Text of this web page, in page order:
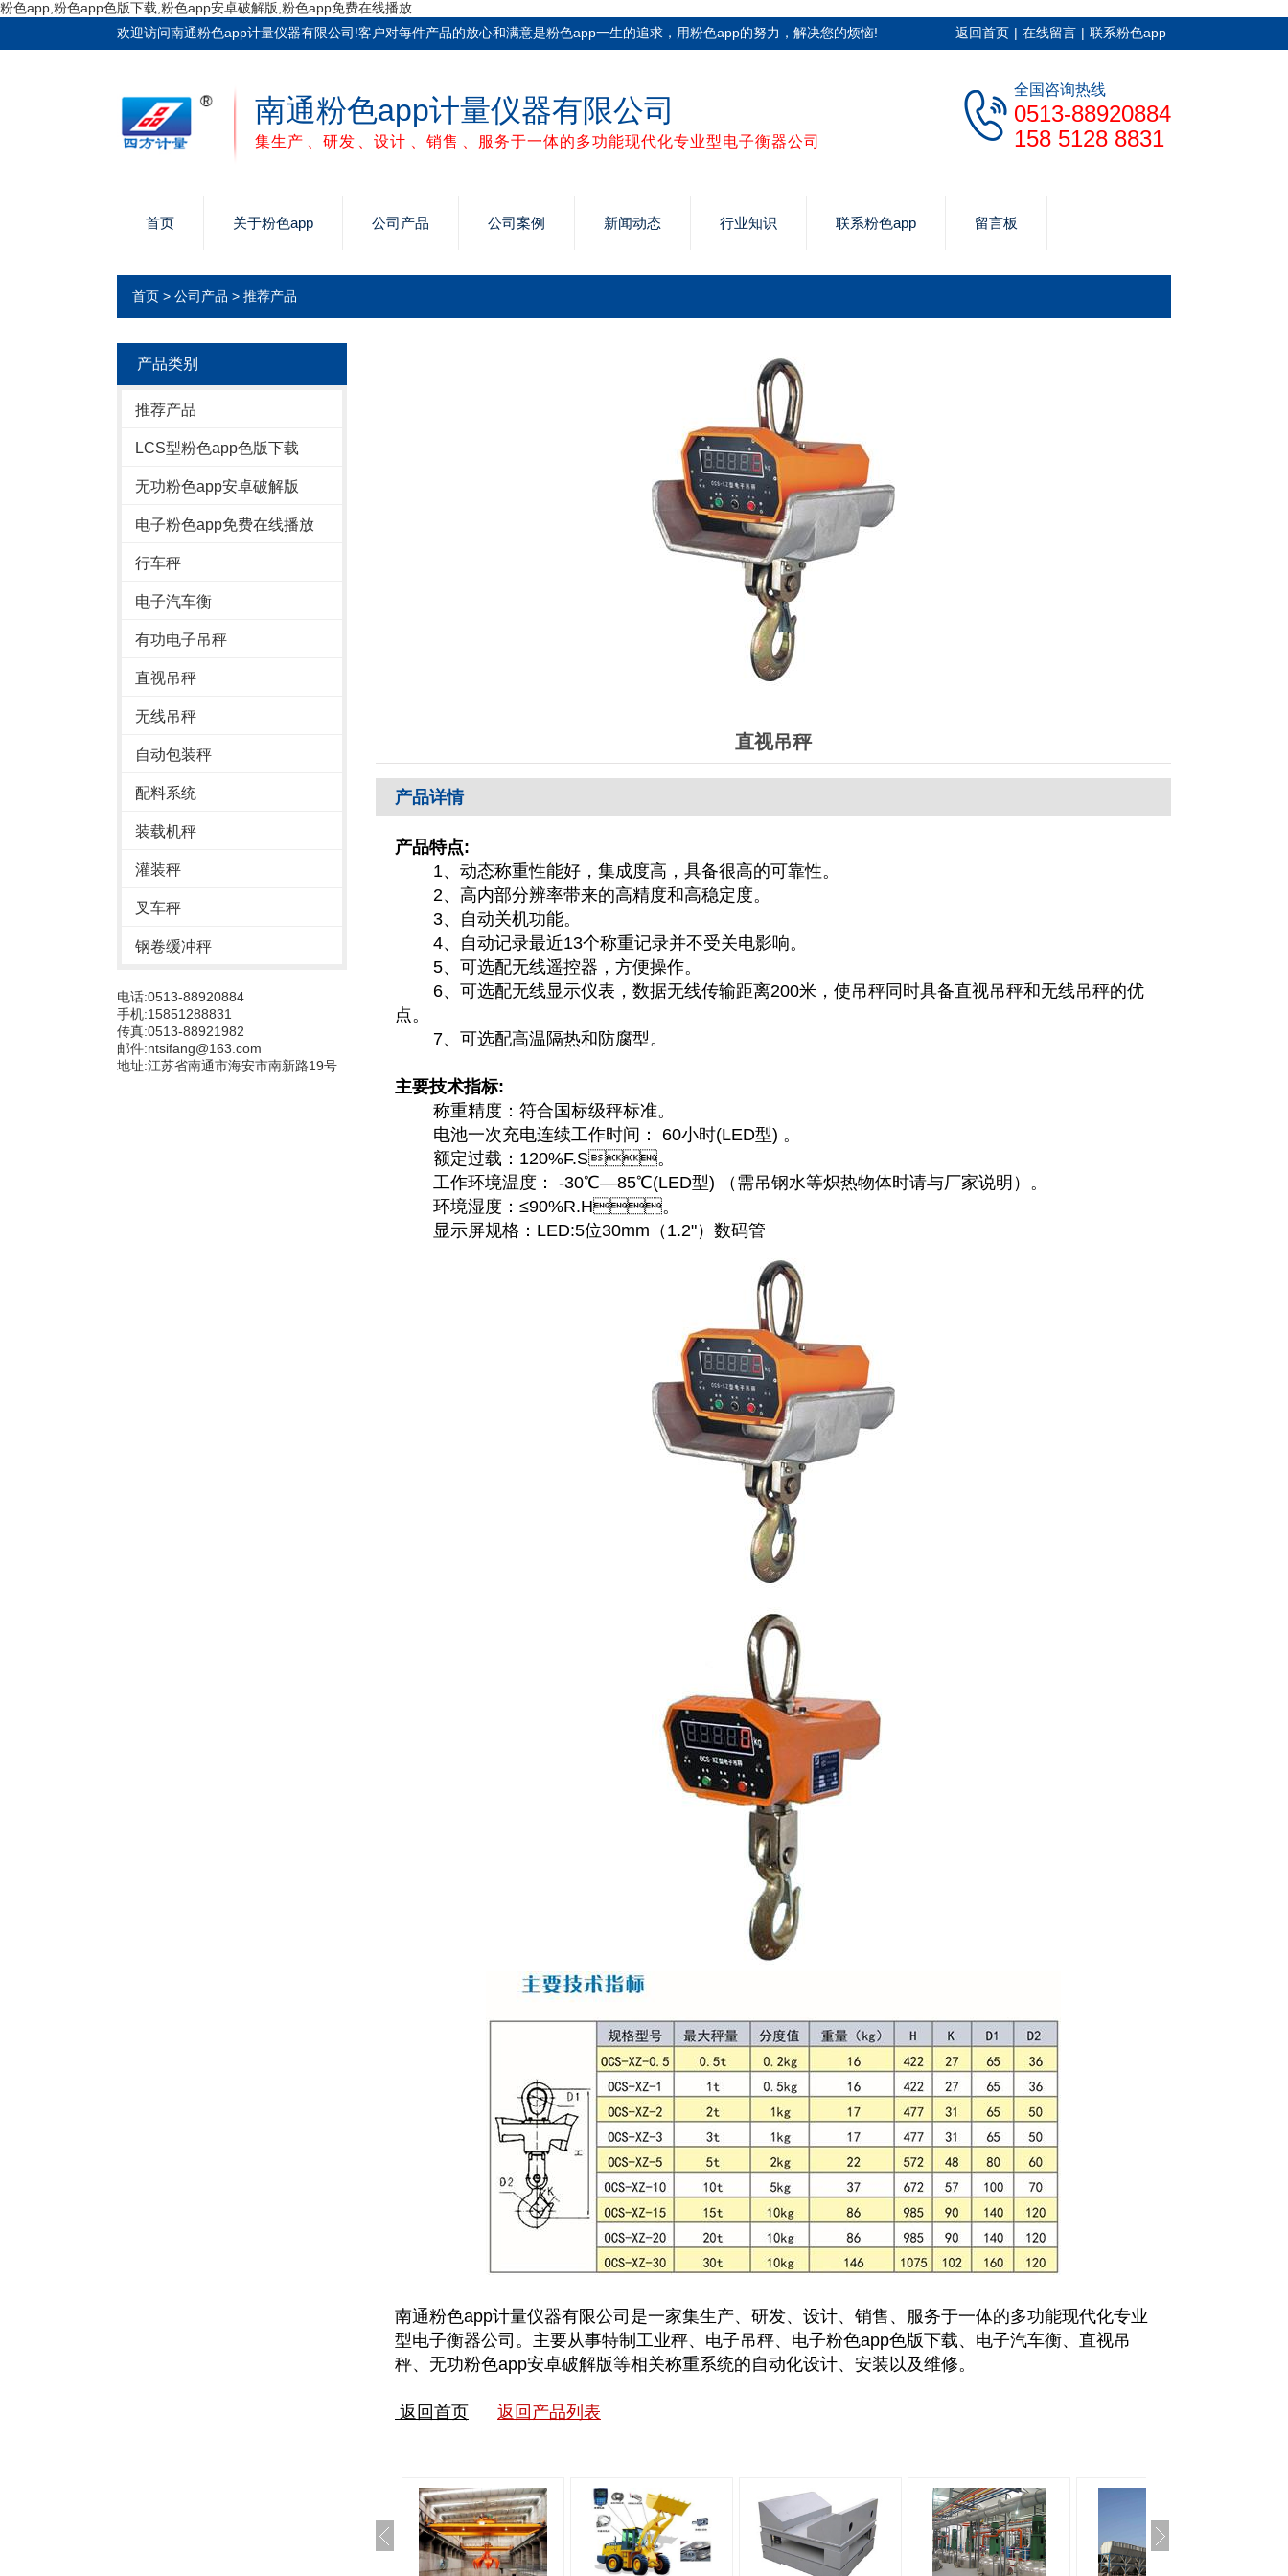
粉色app,粉色app色版下载,粉色app安卓破解版,粉色app免费在线播放
欢迎访问南通粉色app计量仪器有限公司!客户对每件产品的放心和满意是粉色app一生的追求，用粉色app的努力，解决您的烦恼!
返回首页 | 在线留言 | 联系粉色app
南通粉色app计量仪器有限公司
集生产、研发、设计、销售、服务于一体的多功能现代化专业型电子衡器公司
全国咨询热线
0513-88920884
158 5128 8831
首页 关于粉色app 公司产品 公司案例 新闻动态 行业知识 联系粉色app 留言板
首页 > 公司产品 > 推荐产品
产品类别
推荐产品
LCS型粉色app色版下载
无功粉色app安卓破解版
电子粉色app免费在线播放
行车秤
电子汽车衡
有功电子吊秤
直视吊秤
无线吊秤
自动包装秤
配料系统
装载机秤
灌装秤
叉车秤
钢卷缓冲秤
电话:0513-88920884
手机:15851288831
传真:0513-88921982
邮件:ntsifang@163.com
地址:江苏省南通市海安市南新路19号
直视吊秤
产品详情
产品特点:
1、动态称重性能好，集成度高，具备很高的可靠性。
2、高内部分辨率带来的高精度和高稳定度。
3、自动关机功能。
4、自动记录最近13个称重记录并不受关电影响。
5、可选配无线遥控器，方便操作。
6、可选配无线显示仪表，数据无线传输距离200米，使吊秤同时具备直视吊秤和无线吊秤的优
点。
7、可选配高温隔热和防腐型。
主要技术指标:
称重精度：符合国标级秤标准。
电池一次充电连续工作时间： 60小时(LED型) 。
额定过载：120%F.S。
工作环境温度： -30℃—85℃(LED型) （需吊钢水等炽热物体时请与厂家说明）。
环境湿度：≤90%R.H。
显示屏规格：LED:5位30mm（1.2"）数码管
南通粉色app计量仪器有限公司是一家集生产、研发、设计、销售、服务于一体的多功能现代化专业
型电子衡器公司。主要从事特制工业秤、电子吊秤、电子粉色app色版下载、电子汽车衡、直视吊
秤、无功粉色app安卓破解版等相关称重系统的自动化设计、安装以及维修。
返回首页 返回产品列表